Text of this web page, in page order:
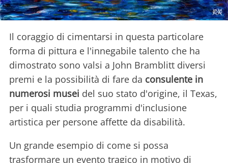
Il coraggio di cimentarsi in questa particolare
forma di pittura e l'innegabile talento che ha
dimostrato sono valsi a John Bramblitt diversi
premi e la possibilità di fare da consulente in
numerosi musei del suo stato d'origine, il Texas,
per i quali studia programmi d'inclusione
artistica per persone affette da disabilità.
Un grande esempio di come si possa
trasformare un evento tragico in motivo di